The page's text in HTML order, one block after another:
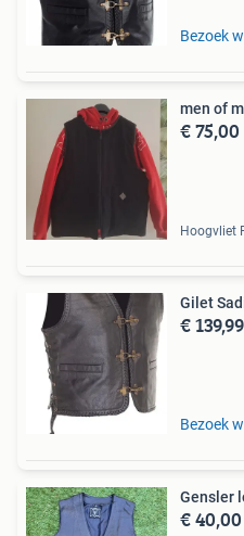
Bezoek
men of
€ 75,00
Hoogvliet
Gilet
€ 139,99
Bezoek
Gensler
€ 40,00